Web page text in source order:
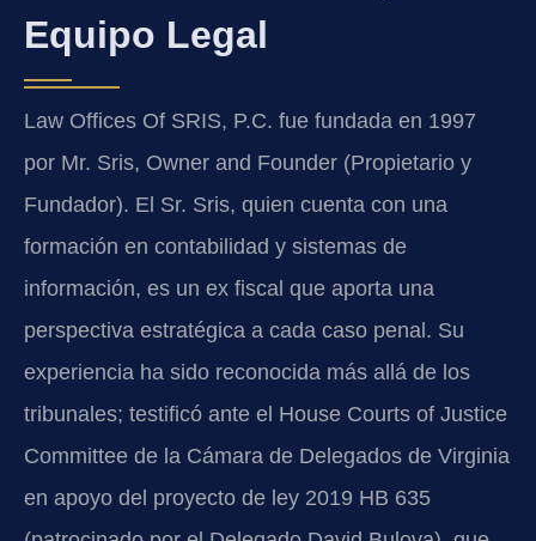
Equipo Legal
Law Offices Of SRIS, P.C. fue fundada en 1997
por Mr. Sris, Owner and Founder (Propietario y
Fundador). El Sr. Sris, quien cuenta con una
formación en contabilidad y sistemas de
información, es un ex fiscal que aporta una
perspectiva estratégica a cada caso penal. Su
experiencia ha sido reconocida más allá de los
tribunales; testificó ante el House Courts of Justice
Committee de la Cámara de Delegados de Virginia
en apoyo del proyecto de ley 2019 HB 635